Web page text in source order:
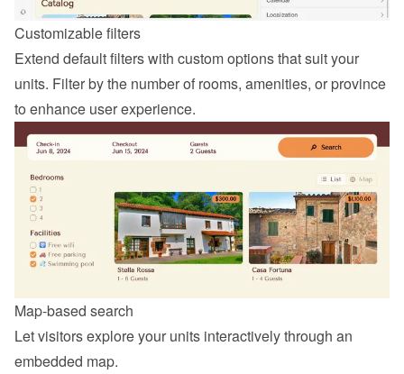
Customizable filters
Extend default filters with custom options that suit your
units. Filter by the number of rooms, amenities, or province
to enhance user experience.
Map-based search
Let visitors explore your units interactively through an
embedded map.